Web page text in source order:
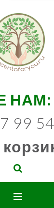
НАМ:
99 54